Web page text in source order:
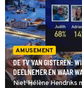
AMUSEMENT
DE TV VAN GISTEREN:
DEELNEMER EN WAAR
Niet Hélène Hendriks